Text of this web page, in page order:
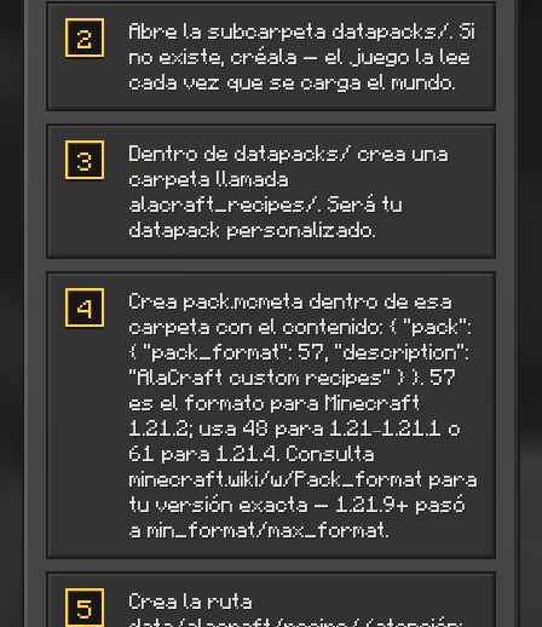
2
Abre la subcarpeta datapacks/. Si
no existe, créala — el juego la lee
cada vez que se carga el mundo.
3
Dentro de datapacks/ crea una
carpeta llamada
alacraft_recipes/. Será tu
datapack personalizado.
4
Crea pack.mcmeta dentro de esa
carpeta con el contenido: { "pack":
{ "pack_format": 57, "description":
"AlaCraft custom recipes" } }. 57
es el formato para Minecraft
1.21.2; usa 48 para 1.21–1.21.1 o
61 para 1.21.4. Consulta
minecraft.wiki/w/Pack_format para
tu versión exacta — 1.21.9+ pasó
a min_format/max_format.
5
Crea la ruta